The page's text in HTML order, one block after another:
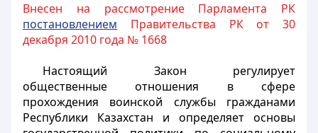
Внесен на рассмотрение Парламента РК
постановлением Правительства РК от 30
декабря 2010 года № 1668
Настоящий Закон регулирует
общественные отношения в сфере
прохождения воинской службы гражданами
Республики Казахстан и определяет основы